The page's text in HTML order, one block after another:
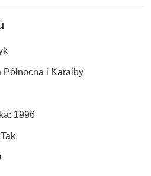
i Karaiby
1996